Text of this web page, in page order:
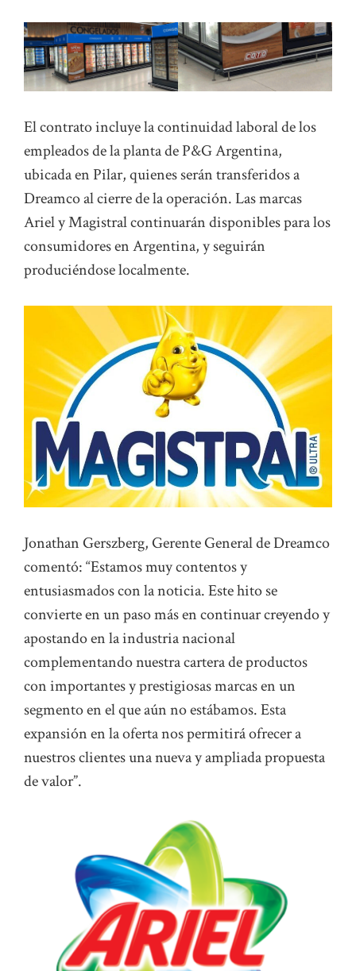
El contrato incluye la continuidad laboral de los
empleados de la planta de P&G Argentina,
ubicada en Pilar, quienes serán transferidos a
Dreamco al cierre de la operación. Las marcas
Ariel y Magistral continuarán disponibles para los
consumidores en Argentina, y seguirán
produciéndose localmente.
Jonathan Gerszberg, Gerente General de Dreamco
comentó: “Estamos muy contentos y
entusiasmados con la noticia. Este hito se
convierte en un paso más en continuar creyendo y
apostando en la industria nacional
complementando nuestra cartera de productos
con importantes y prestigiosas marcas en un
segmento en el que aún no estábamos. Esta
expansión en la oferta nos permitirá ofrecer a
nuestros clientes una nueva y ampliada propuesta
de valor”.